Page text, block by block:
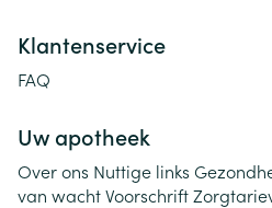
Klantenservice
FAQ
Uw apotheek
Over ons Nuttige links
van wachtVoorschrift